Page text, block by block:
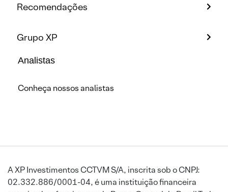
Recomendações
Grupo XP
Analistas
Conheça nossos analistas
A XP Investimentos CCTVM S/A, inscrita sob o CNPJ:
02.332.886/0001-04, é uma instituição financeira